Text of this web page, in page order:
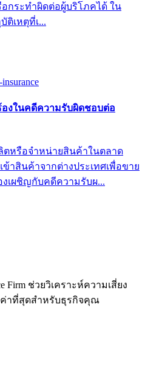
ระทำผิดต่อผู้บริโภคได้ ใน
ติเหตุที่เ...
งในคดีความรับผิดชอบต่อ
หรือจำหน่ายสินค้าในตลาด
าสินค้าจากต่างประเทศเพื่อขาย
เผชิญกับคดีความรับผ...
Firm ช่วยวิเคราะห์ความเสี่ยง
าที่สุดสำหรับธุรกิจคุณ